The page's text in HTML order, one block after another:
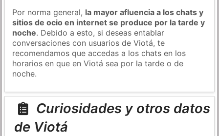
Por norma general, la mayor afluencia a los chats y
sitios de ocio en internet se produce por la tarde y
noche. Debido a esto, si deseas entablar
conversaciones con usuarios de Viotá, te
recomendamos que accedas a los chats en los
horarios en que en Viotá sea por la tarde o de
noche.
Curiosidades y otros datos
de Viotá